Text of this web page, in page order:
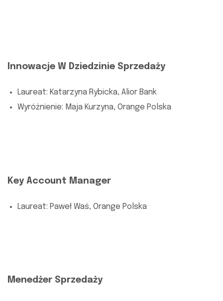
Innowacje W Dziedzinie Sprzedaży
Laureat: Katarzyna Rybicka, Alior Bank
Wyróżnienie: Maja Kurzyna, Orange Polska
Key Account Manager
Laureat: Paweł Waś, Orange Polska
Menedżer Sprzedaży